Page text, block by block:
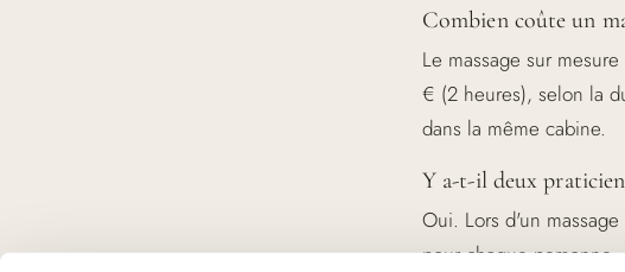
Combien coûte un
Le massage sur
€ (2 heures), selon la
dans la même cabine.
Y a-t-il deux
Oui. Lors d'un
pour chaque